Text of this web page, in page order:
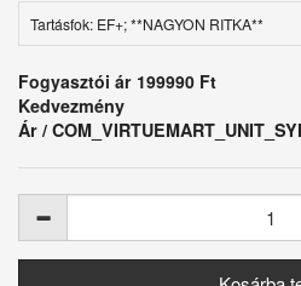
Tartásfok: EF+; **NAGYON RITKA**
Fogyasztói ár 199990 Ft
Kedvezmény
Ár /